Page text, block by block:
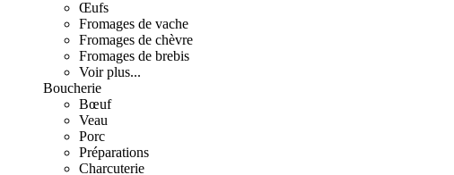
Œufs
Fromages de vache
Fromages de chèvre
Fromages de brebis
Voir plus...
Boucherie
Bœuf
Veau
Porc
Préparations
Charcuterie